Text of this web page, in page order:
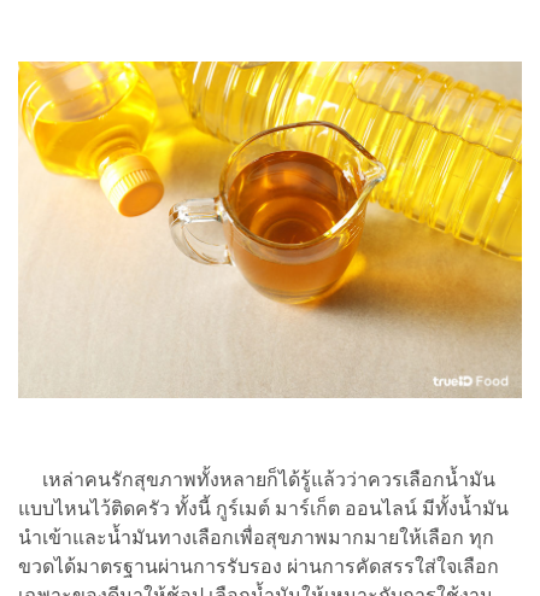
เหล่าคนรักสุขภาพทั้งหลายก็ได้รู้แล้วว่าควรเลือกน้ำมัน
แบบไหนไว้ติดครัว ทั้งนี้ กูร์เมต์ มาร์เก็ต ออนไลน์ มีทั้งน้ำมัน
นำเข้าและน้ำมันทางเลือกเพื่อสุขภาพมากมายให้เลือก ทุก
ขวดได้มาตรฐานผ่านการรับรอง ผ่านการคัดสรรใส่ใจเลือก